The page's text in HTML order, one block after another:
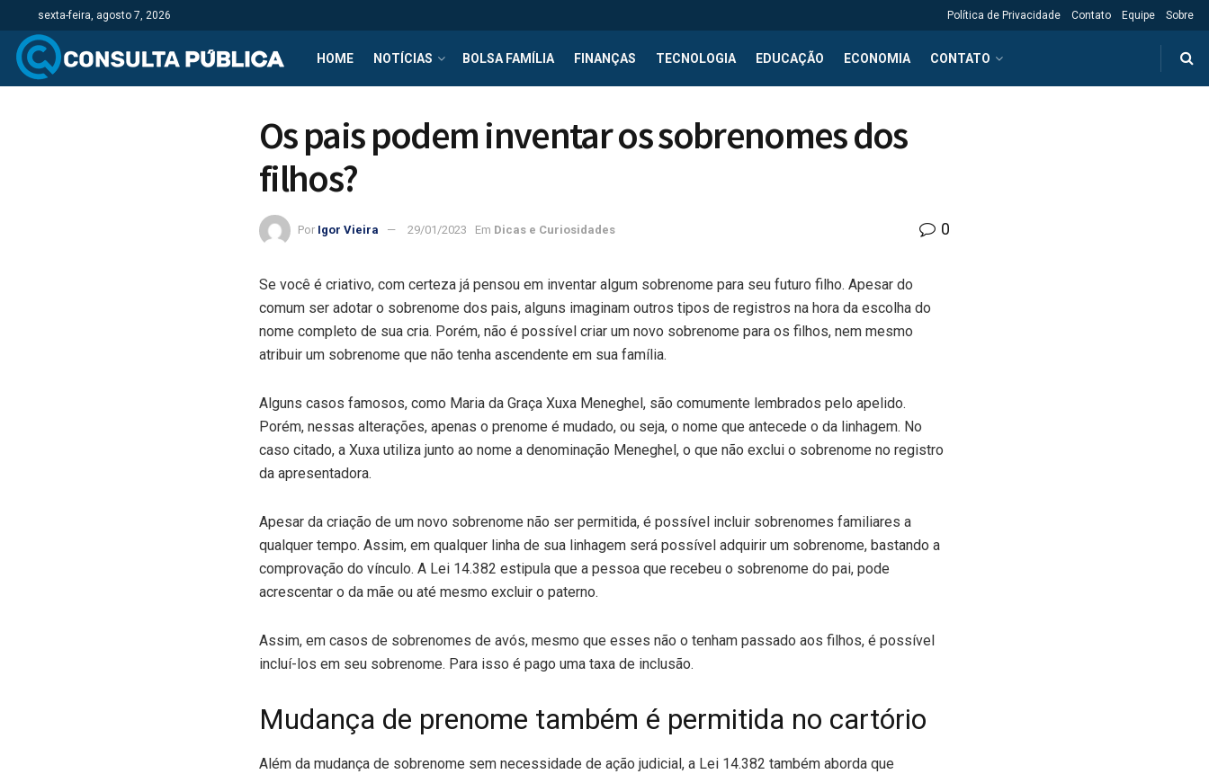
sexta-feira, agosto 7, 2026 Política de Privacidade Contato Equipe Sobre
HOME NOTÍCIAS BOLSA FAMÍLIA FINANÇAS TECNOLOGIA EDUCAÇÃO ECONOMIA CONTATO
Os pais podem inventar os sobrenomes dos
filhos?
Por Igor Vieira 29/01/2023 Em Dicas e Curiosidades 0
Se você é criativo, com certeza já pensou em inventar algum sobrenome para seu futuro filho. Apesar do
comum ser adotar o sobrenome dos pais, alguns imaginam outros tipos de registros na hora da escolha do
nome completo de sua cria. Porém, não é possível criar um novo sobrenome para os filhos, nem mesmo
atribuir um sobrenome que não tenha ascendente em sua família.
Alguns casos famosos, como Maria da Graça Xuxa Meneghel, são comumente lembrados pelo apelido.
Porém, nessas alterações, apenas o prenome é mudado, ou seja, o nome que antecede o da linhagem. No
caso citado, a Xuxa utiliza junto ao nome a denominação Meneghel, o que não exclui o sobrenome no registro
da apresentadora.
Apesar da criação de um novo sobrenome não ser permitida, é possível incluir sobrenomes familiares a
qualquer tempo. Assim, em qualquer linha de sua linhagem será possível adquirir um sobrenome, bastando a
comprovação do vínculo. A Lei 14.382 estipula que a pessoa que recebeu o sobrenome do pai, pode
acrescentar o da mãe ou até mesmo excluir o paterno.
Assim, em casos de sobrenomes de avós, mesmo que esses não o tenham passado aos filhos, é possível
incluí-los em seu sobrenome. Para isso é pago uma taxa de inclusão.
Mudança de prenome também é permitida no cartório
Além da mudança de sobrenome sem necessidade de ação judicial, a Lei 14.382 também aborda que